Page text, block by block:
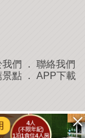
我們 ． 聯絡我們
景點． APP下載